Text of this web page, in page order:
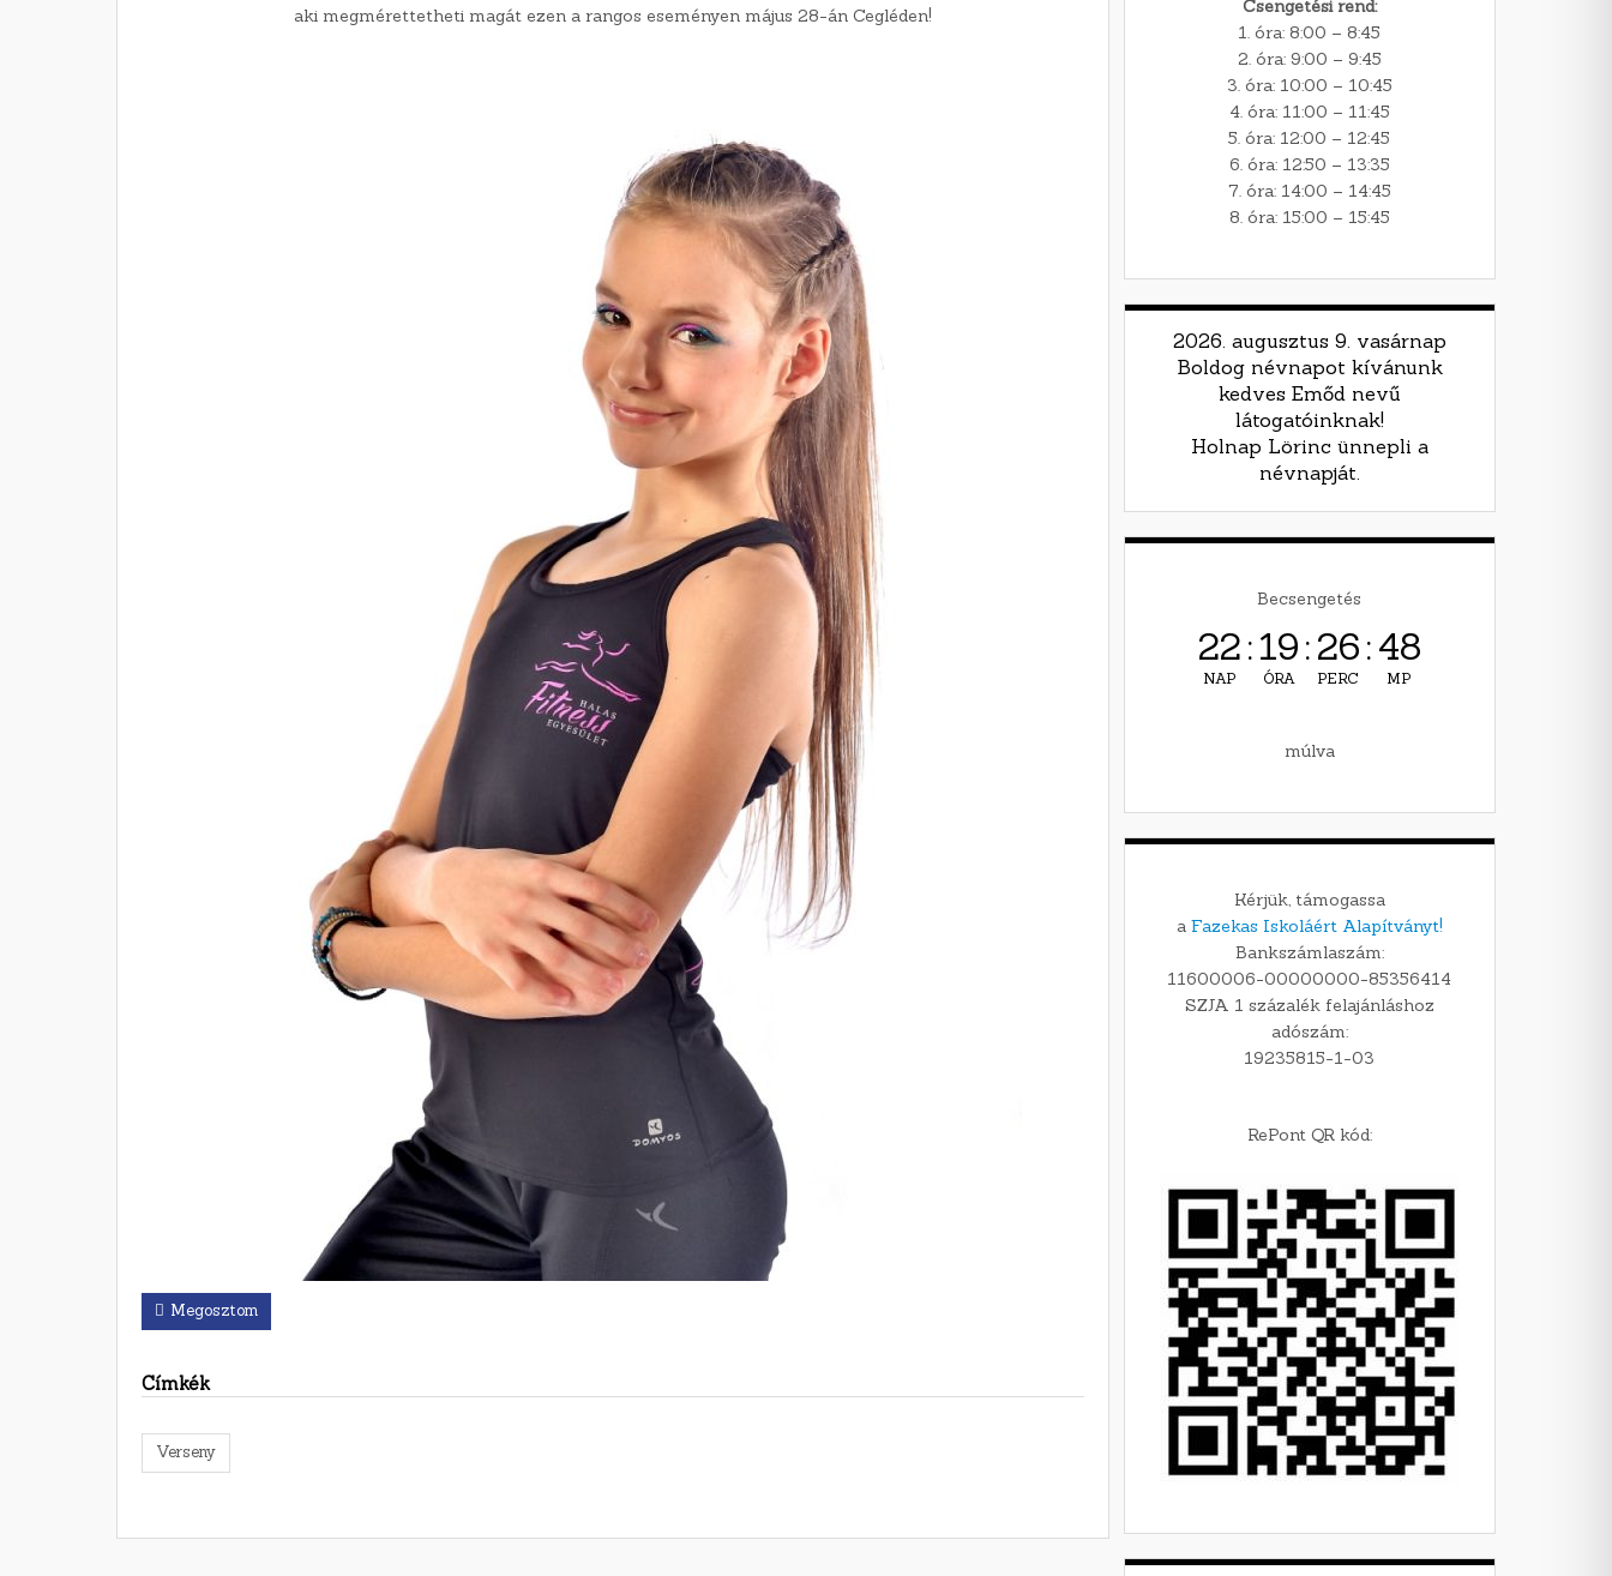
aki megmérettetheti magát ezen a rangos eseményen május 28-án Cegléden!
Megosztom
Címkék
Verseny
Csengetési rend:
1. óra: 8:00 – 8:45
2. óra: 9:00 – 9:45
3. óra: 10:00 – 10:45
4. óra: 11:00 – 11:45
5. óra: 12:00 – 12:45
6. óra: 12:50 – 13:35
7. óra: 14:00 – 14:45
8. óra: 15:00 – 15:45
2026. augusztus 9. vasárnap
Boldog névnapot kívánunk
kedves Emőd nevű
látogatóinknak!
Holnap Lörinc ünnepli a
névnapját.
Becsengetés
22
NAP
:19
ÓRA
:26
PERC
:47
MP
múlva
Kérjük, támogassa
a Fazekas Iskoláért Alapítványt!
Bankszámlaszám:
11600006-00000000-85356414
SZJA 1 százalék felajánláshoz
adószám:
19235815-1-03
RePont QR kód: